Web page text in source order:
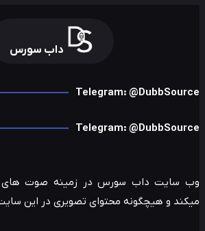
داب سورس
Telegram:
Telegram:
سایت داب سورس در زمینه صوت های
و هیچگونه محتوای تصویری در این سایت